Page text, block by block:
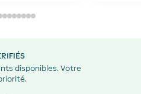
disponibles. Votre